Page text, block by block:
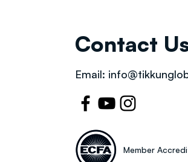
Contact
Email:
Member